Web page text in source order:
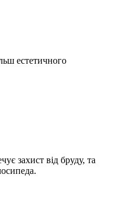
естетичного
захист від бруду, та